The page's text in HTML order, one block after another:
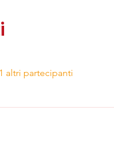
altri partecipanti